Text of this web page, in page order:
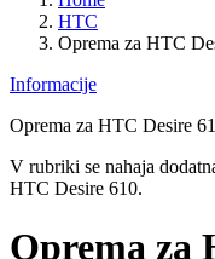
HTC
Oprema za HTC
Informacije
Oprema za HTC Desire
V rubriki se nahaja
HTC Desire 610.
Oprema za